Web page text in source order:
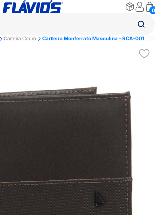
0
Carteira Couro Carteira Monferrato Masculina - RCA-001